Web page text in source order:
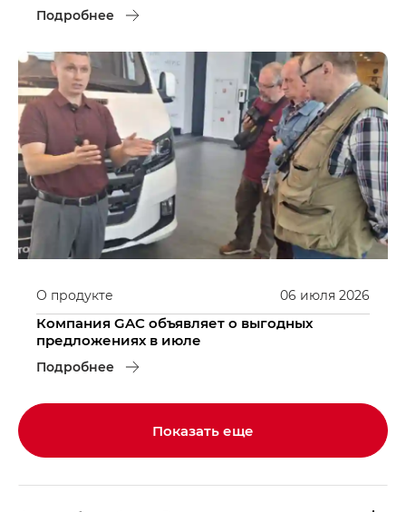
Подробнее
06 июля 2026
О продукте
Компания GAC объявляет о выгодных
предложениях в июле
Подробнее
Показать еще